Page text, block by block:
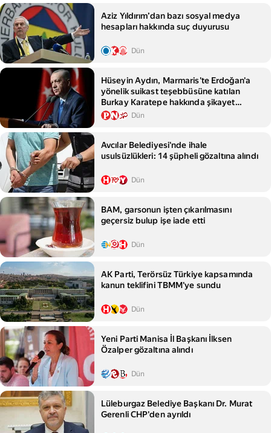
Aziz Yıldırım’dan bazı sosyal medya
hesapları hakkında suç duyurusu
Dün
Hüseyin Aydın, Marmaris'te Erdoğan'a
yönelik suikast teşebbüsüne katılan
Burkay Karatepe hakkında şikayet
sundu
Dün
Avcılar Belediyesi'nde ihale
usulsüzlükleri: 14 şüpheli gözaltına alındı
Dün
BAM, garsonun işten çıkarılmasını
geçersiz bulup işe iade etti
Dün
AK Parti, Terörsüz Türkiye kapsamında
kanun teklifini TBMM'ye sundu
Dün
Yeni Parti Manisa İl Başkanı İlksen
Özalper gözaltına alındı
Dün
Lüleburgaz Belediye Başkanı Dr. Murat
Gerenli CHP'den ayrıldı